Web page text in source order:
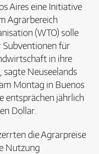
Aires eine Initiative
Agrarbereich
(WTO) solle
Subventionen für
in ihre
Neuseelands
Montag in Buenos
entsprächen jährlich
Dollar.
die Agrarpreise
Nutzung